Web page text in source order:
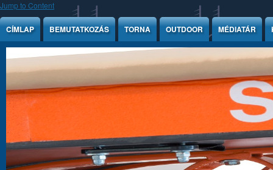
Jump to Content
CÍMLAP BEMUTATKOZÁS TORNA OUTDOOR MÉDIATÁR